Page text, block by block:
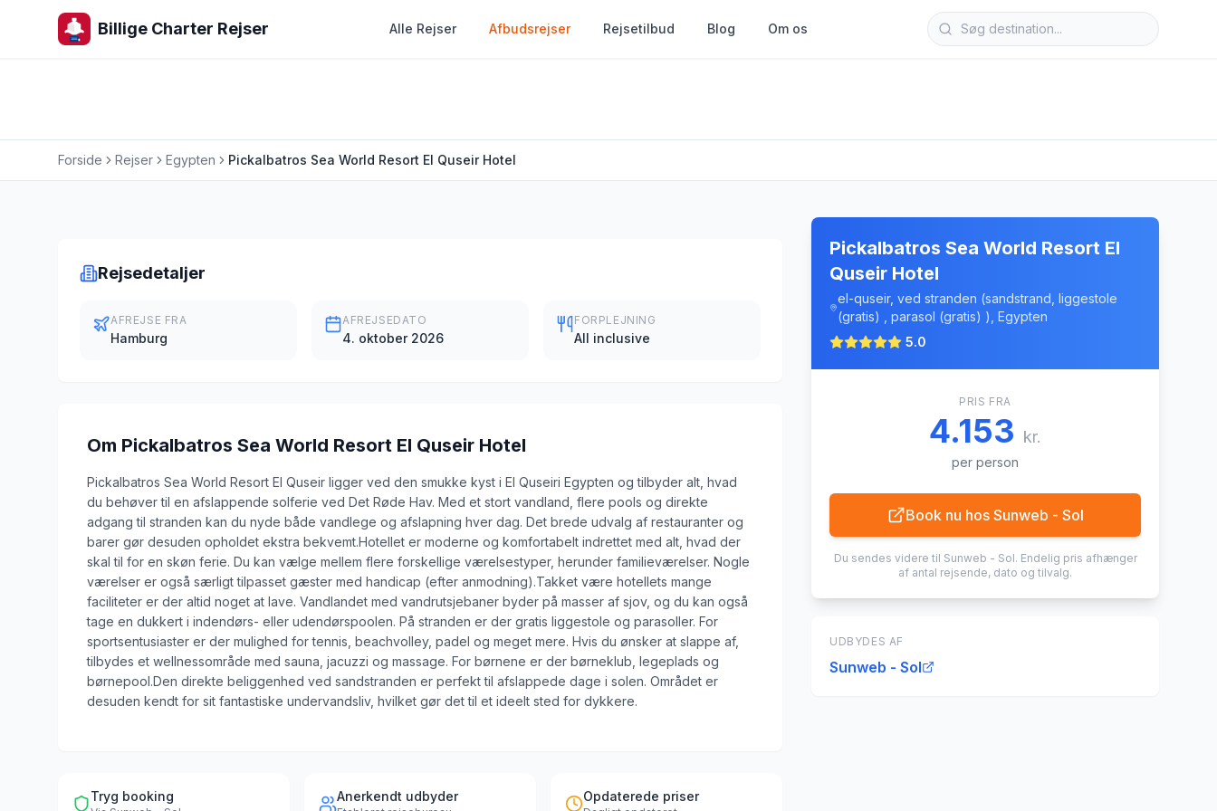
Billige Charter Rejser Alle Rejser Afbudsrejser Rejsetilbud Blog Om os
Forside Rejser Egypten Pickalbatros Sea World Resort El Quseir Hotel
Rejsedetaljer
AFREJSE FRA
Hamburg
AFREJSEDATO
4. oktober 2026
FORPLEJNING
All inclusive
Om Pickalbatros Sea World Resort El Quseir Hotel
Pickalbatros Sea World Resort El Quseir ligger ved den smukke kyst i El Quseiri Egypten og tilbyder alt, hvad
du behøver til en afslappende solferie ved Det Røde Hav. Med et stort vandland, flere pools og direkte
adgang til stranden kan du nyde både vandlege og afslapning hver dag. Det brede udvalg af restauranter og
barer gør desuden opholdet ekstra bekvemt.Hotellet er moderne og komfortabelt indrettet med alt, hvad der
skal til for en skøn ferie. Du kan vælge mellem flere forskellige værelsestyper, herunder familieværelser. Nogle
værelser er også særligt tilpasset gæster med handicap (efter anmodning).Takket være hotellets mange
faciliteter er der altid noget at lave. Vandlandet med vandrutsjebaner byder på masser af sjov, og du kan også
tage en dukkert i indendørs- eller udendørspoolen. På stranden er der gratis liggestole og parasoller. For
sportsentusiaster er der mulighed for tennis, beachvolley, padel og meget mere. Hvis du ønsker at slappe af,
tilbydes et wellnessområde med sauna, jacuzzi og massage. For børnene er der børneklub, legeplads og
børnepool.Den direkte beliggenhed ved sandstranden er perfekt til afslappede dage i solen. Området er
desuden kendt for sit fantastiske undervandsliv, hvilket gør det til et ideelt sted for dykkere.
Tryg booking Anerkendt udbyder Opdaterede priser
Pickalbatros Sea World Resort El
Quseir Hotel
el-quseir, ved stranden (sandstrand, liggestole
(gratis) , parasol (gratis) ), Egypten
5.0
PRIS FRA
4.153 kr.
per person
Book nu hos Sunweb - Sol
Du sendes videre til Sunweb - Sol. Endelig pris afhænger
af antal rejsende, dato og tilvalg.
UDBYDES AF
Sunweb - Sol